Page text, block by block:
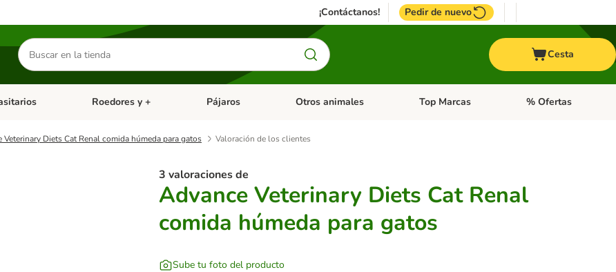
¡Contáctanos! Pedir de nuevo
Buscar
productos
Cesta
abierto: Dieta Vet.Menú de categoria abierto: Antiparasitarios
Roedores y + Menú de categoria abierto: Roedores y +
Pájaros Menú de categoria abierto: Pájaros
Otros animales Menú de categoria abierto: Otros animales
Top Marcas Menú de categoria
% Ofertas
Veterinary Diets Cat Renal comida húmeda para gatos Valoración de los clientes
3 valoraciones de
Advance Veterinary Diets Cat Renal
comida húmeda para gatos
Sube tu foto del producto